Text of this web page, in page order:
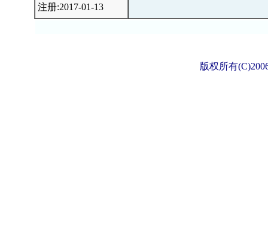
注册:2017-01-13
版权所有